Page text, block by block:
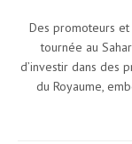
Des promoteurs et
tournée au
d’investir dans des
du Royaume,